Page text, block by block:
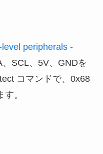
peripherals -
、SCL、5V、GNDを
コマンドで、0x68
。